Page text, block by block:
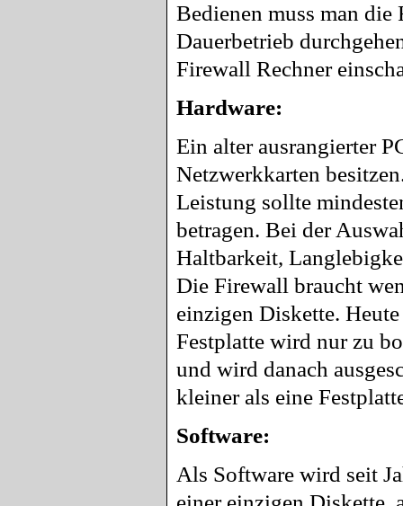
Bedienen muss man
Dauerbetrieb
Firewall Rechner
Hardware:
Ein alter ausrangierter
Netzwerkkarten
Leistung sollte
betragen. Bei der
Haltbarkeit,
Die Firewall braucht
einzigen Diskette.
Festplatte wird nur zu
und wird danach
kleiner als eine
Software:
Als Software wird seit